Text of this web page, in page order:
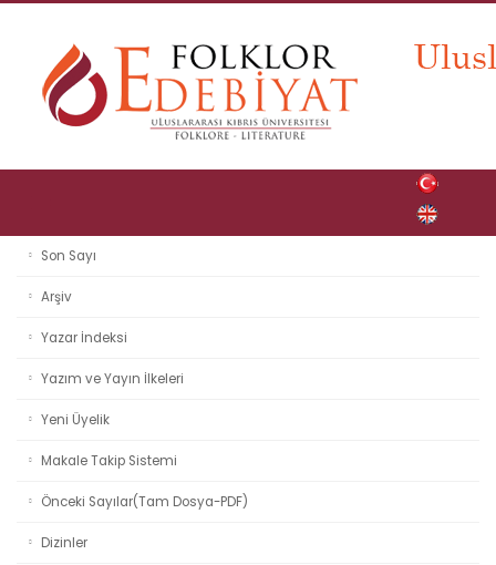
Son Sayı
Arşiv
Yazar İndeksi
Yazım ve Yayın İlkeleri
Yeni Üyelik
Makale Takip Sistemi
Önceki Sayılar(Tam Dosya-PDF)
Dizinler